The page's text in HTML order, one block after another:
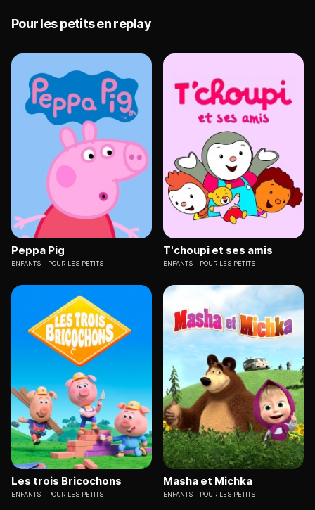
Pour les petits en replay
Peppa Pig
ENFANTS POUR LES PETITS
T'choupi et ses amis
ENFANTS POUR LES PETITS
Les trois Bricochons
ENFANTS POUR LES PETITS
Masha et Michka
ENFANTS POUR LES PETITS